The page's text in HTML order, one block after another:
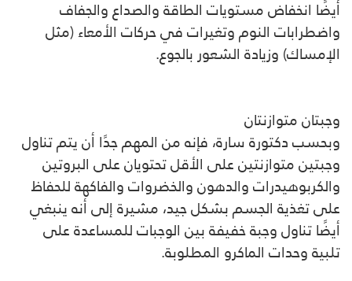
أيضًا انخفاض مستويات الطاقة والصداع والجفاف
واضطرابات النوم وتغيرات في حركات الأمعاء (مثل
الإمساك) وزيادة الشعور بالجوع.
وجبتان متوازنتان
وبحسب دكتورة سارة، فإنه من المهم جدًا أن يتم تناول
وجبتين متوازنتين على الأقل تحتويان على البروتين
والكربوهيدرات والدهون والخضروات والفاكهة للحفاظ
على تغذية الجسم بشكل جيد، مشيرة إلى أنه ينبغي
أيضًا تناول وجبة خفيفة بين الوجبات للمساعدة على
تلبية وحدات الماكرو المطلوبة.